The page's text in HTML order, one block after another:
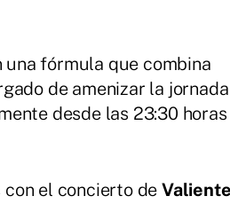
fórmula que combina
de amenizar la jornada
desde las 23:30 horas
el concierto de